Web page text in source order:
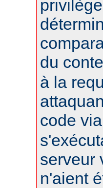
du
à la
code
serveur
n'aient